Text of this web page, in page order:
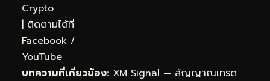
Crypto
| ติดตามได้ที่
Facebook /
YouTube
บทความที่เกี่ยวข้อง: XM Signal — สัญญาณเทรด